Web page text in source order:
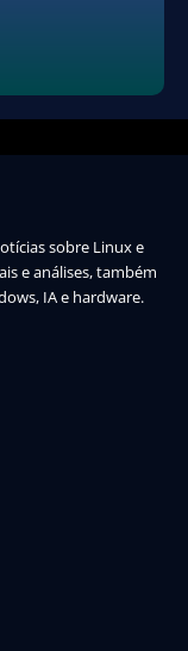
sobre Linux e
e análises, também
IA e hardware.